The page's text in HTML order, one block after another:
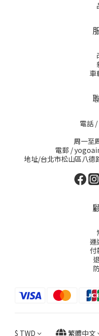
車
電話
周一至
電郵 /
地址/台北市松山區八德
運
付
$ TWD 繁體中文